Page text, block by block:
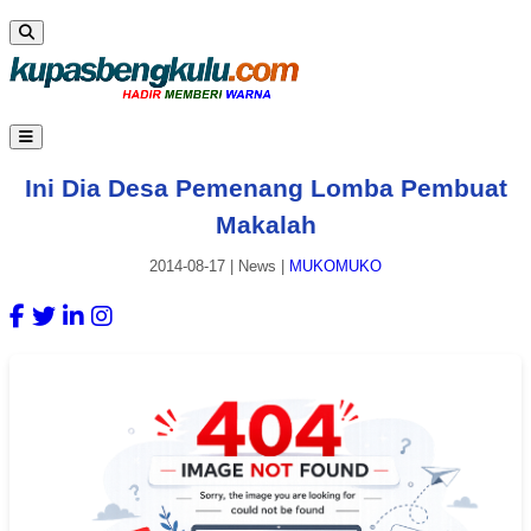
Ini Dia Desa Pemenang Lomba Pembuat
Makalah
2014-08-17 News MUKOMUKO